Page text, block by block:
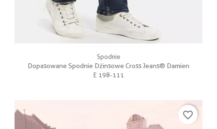
Spodnie
Dopasowane Spodnie Dżinsowe Cross Jeans® Damien
E 198-111
favorite_border